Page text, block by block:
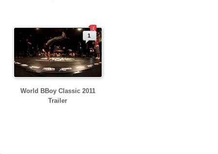
1
World BBoy Classic 2011
Trailer